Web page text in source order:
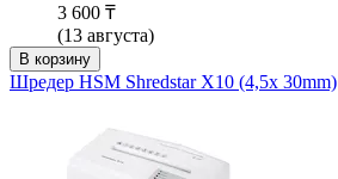
3 600 ₸
(13 августа)
В корзину
Шредер HSM Shredstar X10 (4,5x 30mm)